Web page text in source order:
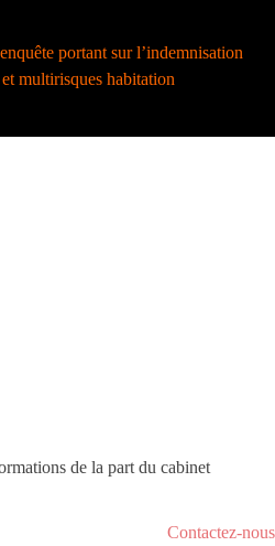
portant sur l’indemnisation
multirisques habitation
de la part du cabinet
Contactez-nous